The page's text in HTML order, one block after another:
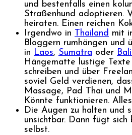
und bestenfalls einen
Straßenhund adoptieren.
heiraten. Einen reichen
Irgendwo in Thailand mit
Bloggern rumhängen und
in Laos, Sumatra oder Bali
Hängematte lustige
schreiben und über
soviel Geld verdienen,
Massage, Pad Thai und
Könnte funktionieren.
Die Augen zu halten und
unsichtbar. Dann fügt sich
selbst.